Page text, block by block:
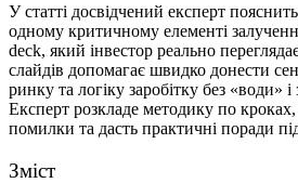
У статті досвідчений експерт
одному критичному елементі
deck, який інвестор реально
слайдів допомагає швидко донести
ринку та логіку заробітку без «води»
Експерт розкладе методику по
помилки та дасть практичні поради
Зміст